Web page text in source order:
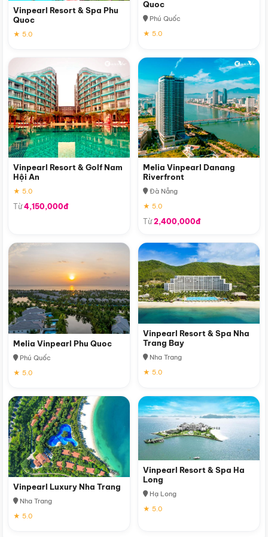
Vinpearl Resort & Spa Phu
Quoc
★ 5.0
Quoc
Phú Quốc
★ 5.0
Vinpearl Resort & Golf Nam
Hội An
★ 5.0
Từ4,150,000đ
Melia Vinpearl Danang
Riverfront
Đà Nẵng
★ 5.0
Từ2,400,000đ
Melia Vinpearl Phu Quoc
Phú Quốc
★ 5.0
Vinpearl Resort & Spa Nha
Trang Bay
Nha Trang
★ 5.0
Vinpearl Luxury Nha Trang
Nha Trang
★ 5.0
Vinpearl Resort & Spa Ha
Long
Hạ Long
★ 5.0